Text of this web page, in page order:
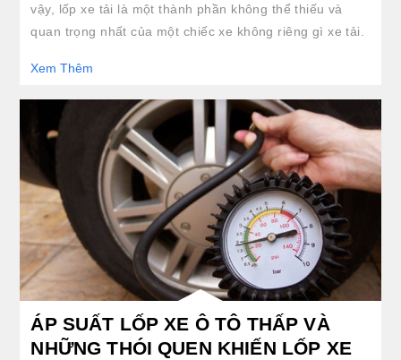
vậy, lốp xe tải là một thành phần không thể thiếu và
quan trọng nhất của một chiếc xe không riêng gì xe tải.
Xem Thêm
clickable image of ÁP SUẤT LỐP XE Ô TÔ THẤP VÀ NHỮNG THÓI QUEN KHIẾN LỐP XE
ÁP SUẤT LỐP XE Ô TÔ THẤP VÀ
NHỮNG THÓI QUEN KHIẾN LỐP XE